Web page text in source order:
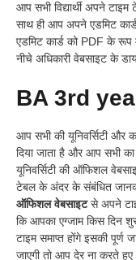
आप सभी विद्यार्थी अपने
साथ ही आप अपने एडमिट
एडमिट कार्ड को PDF के
नीचे अधिकारी वेबसाइट के
BA 3rd
आप सभी की यूनिवर्सिटी और
दिया जाता है और आप सभी का
यूनिवर्सिटी की ऑफिशल
टेबल के अंदर के संबंधित
ऑफिशल वेबसाइटसे अपने
कि आपका एग्जाम किस दिन
टाइम समाप्त होंगे इसकी
जाएगी तो आप देर ना करते